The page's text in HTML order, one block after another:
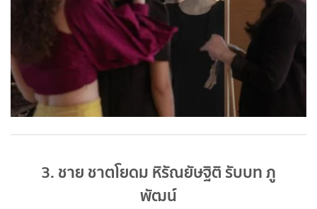
3. ชาย ชาตโยดม หิรัณยัษฐิติ รับบท ภู
พัฒน์